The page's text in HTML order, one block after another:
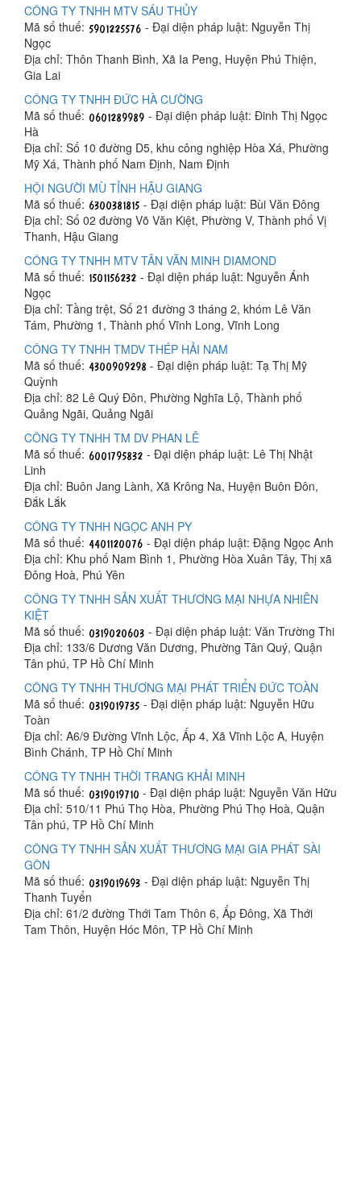
CÔNG TY TNHH MTV SÁU THỦY
Mã số thuế:
- Đại diện pháp luật: Nguyễn Thị
Ngọc
Địa chỉ: Thôn Thanh Bình, Xã Ia Peng, Huyện Phú Thiện,
Gia Lai
CÔNG TY TNHH ĐỨC HÀ CƯỜNG
Mã số thuế:
- Đại diện pháp luật: Đinh Thị Ngọc
Hà
Địa chỉ: Số 10 đường D5, khu công nghiệp Hòa Xá, Phường
Mỹ Xá, Thành phố Nam Định, Nam Định
HỘI NGƯỜI MÙ TỈNH HẬU GIANG
Mã số thuế:
- Đại diện pháp luật: Bùi Văn Đông
Địa chỉ: Số 02 đường Võ Văn Kiệt, Phường V, Thành phố Vị
Thanh, Hậu Giang
CÔNG TY TNHH MTV TÂN VĂN MINH DIAMOND
Mã số thuế:
- Đại diện pháp luật: Nguyễn Ánh
Ngọc
Địa chỉ: Tầng trệt, Số 21 đường 3 tháng 2, khóm Lê Văn
Tám, Phường 1, Thành phố Vĩnh Long, Vĩnh Long
CÔNG TY TNHH TMDV THÉP HẢI NAM
Mã số thuế:
- Đại diện pháp luật: Tạ Thị Mỹ
Quỳnh
Địa chỉ: 82 Lê Quý Đôn, Phường Nghĩa Lộ, Thành phố
Quảng Ngãi, Quảng Ngãi
CÔNG TY TNHH TM DV PHAN LÊ
Mã số thuế:
- Đại diện pháp luật: Lê Thị Nhật
Linh
Địa chỉ: Buôn Jang Lành, Xã Krông Na, Huyện Buôn Đôn,
Đắk Lắk
CÔNG TY TNHH NGỌC ANH PY
Mã số thuế:
- Đại diện pháp luật: Đặng Ngọc Anh
Địa chỉ: Khu phố Nam Bình 1, Phường Hòa Xuân Tây, Thị xã
Đông Hoà, Phú Yên
CÔNG TY TNHH SẢN XUẤT THƯƠNG MẠI NHỰA NHIÊN
KIỆT
Mã số thuế:
- Đại diện pháp luật: Văn Trường Thi
Địa chỉ: 133/6 Dương Văn Dương, Phường Tân Quý, Quận
Tân phú, TP Hồ Chí Minh
CÔNG TY TNHH THƯƠNG MẠI PHÁT TRIỂN ĐỨC TOÀN
Mã số thuế:
- Đại diện pháp luật: Nguyễn Hữu
Toàn
Địa chỉ: A6/9 Đường Vĩnh Lộc, Ấp 4, Xã Vĩnh Lộc A, Huyện
Bình Chánh, TP Hồ Chí Minh
CÔNG TY TNHH THỜI TRANG KHẢI MINH
Mã số thuế:
- Đại diện pháp luật: Nguyễn Văn Hữu
Địa chỉ: 510/11 Phú Thọ Hòa, Phường Phú Thọ Hoà, Quận
Tân phú, TP Hồ Chí Minh
CÔNG TY TNHH SẢN XUẤT THƯƠNG MẠI GIA PHÁT SÀI
GÒN
Mã số thuế:
- Đại diện pháp luật: Nguyễn Thị
Thanh Tuyển
Địa chỉ: 61/2 đường Thới Tam Thôn 6, Ấp Đông, Xã Thới
Tam Thôn, Huyện Hóc Môn, TP Hồ Chí Minh